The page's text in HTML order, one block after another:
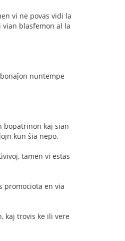
vi ne povas vidi la
blasfemon al la
nuntempe
bopatrinon kaj sian
kun ŝia nepo.
tamen vi estas
promociota en via
kaj trovis ke ili vere